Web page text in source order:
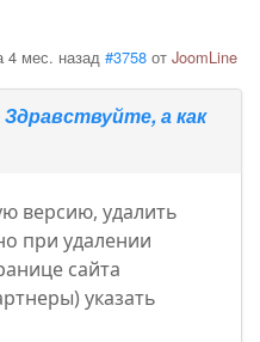
4 мес. назад #3758 отJoomLine
Здравствуйте, а как
версию, удалить
при удалении
сайта
указать